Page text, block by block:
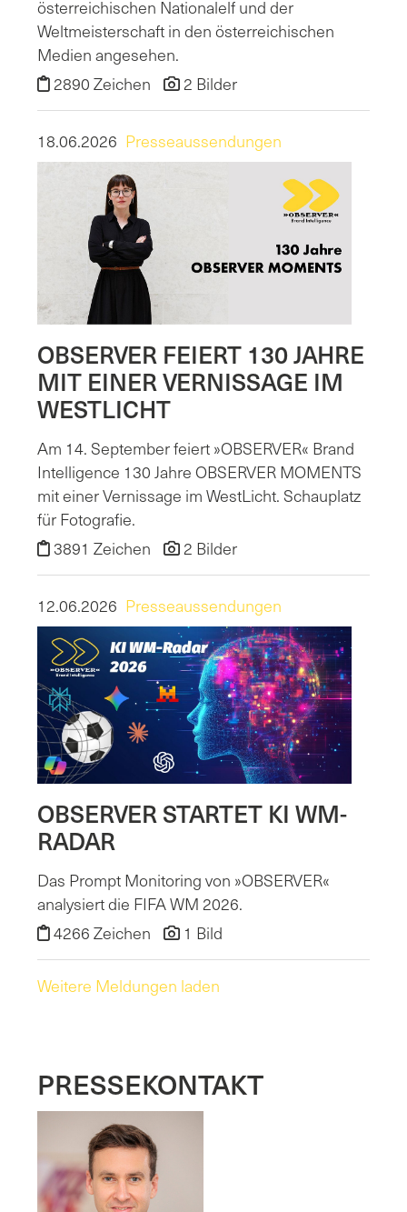
österreichischen Nationalelf und der
Weltmeisterschaft in den österreichischen
Medien angesehen.
2890 Zeichen
2 Bilder
18.06.2026 Presseaussendungen
OBSERVER FEIERT 130 JAHRE
MIT EINER VERNISSAGE IM
WESTLICHT
Am 14. September feiert »OBSERVER« Brand
Intelligence 130 Jahre OBSERVER MOMENTS
mit einer Vernissage im WestLicht. Schauplatz
für Fotografie.
3891 Zeichen
2 Bilder
12.06.2026 Presseaussendungen
OBSERVER STARTET KI WM-
RADAR
Das Prompt Monitoring von »OBSERVER«
analysiert die FIFA WM 2026.
4266 Zeichen
1 Bild
Weitere Meldungen laden
PRESSEKONTAKT